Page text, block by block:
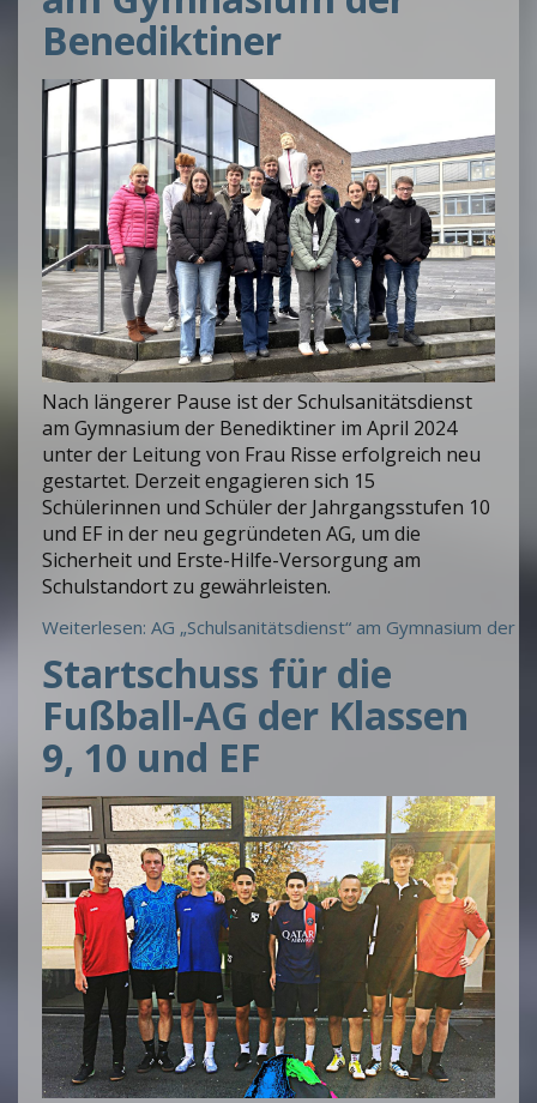
Benediktiner
Nach längerer Pause ist der Schulsanitätsdienst
am Gymnasium der Benediktiner im April 2024
unter der Leitung von Frau Risse erfolgreich neu
gestartet. Derzeit engagieren sich 15
Schülerinnen und Schüler der Jahrgangsstufen 10
und EF in der neu gegründeten AG, um die
Sicherheit und Erste-Hilfe-Versorgung am
Schulstandort zu gewährleisten.
Weiterlesen: AG „Schulsanitätsdienst“ am Gymnasium der
Startschuss für die
Fußball-AG der Klassen
9, 10 und EF